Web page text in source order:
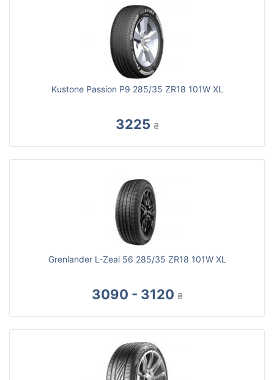
Kustone Passion P9 285/35 ZR18 101W XL
3225 ₴
Grenlander L-Zeal 56 285/35 ZR18 101W XL
3090 - 3120 ₴